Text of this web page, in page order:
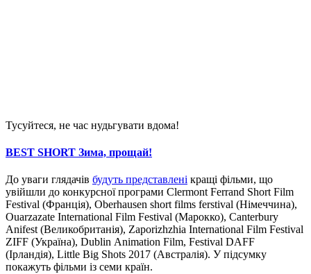
Тусуйтеся, не час нудьгувати вдома!
BEST SHORT Зима, прощай!
До уваги глядачів будуть представлені кращі фільми, що
увійшли до конкурсної програми Clermont Ferrand Short Film
Festival (Франція), Oberhausen short films ferstival (Німеччина),
Ouarzazate International Film Festival (Марокко), Canterbury
Anifest (Великобританія), Zaporizhzhia International Film Festival
ZIFF (Україна), Dublin Animation Film, Festival DAFF
(Ірландія), Little Big Shots 2017 (Австралія). У підсумку
покажуть фільми із семи країн.